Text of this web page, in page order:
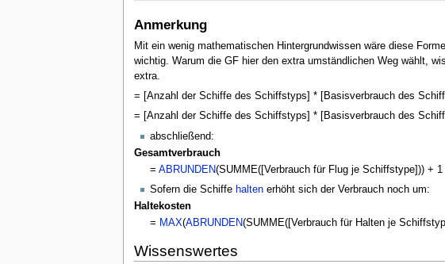
Anmerkung
Mit ein wenig mathematischen Hintergrundwissen wäre diese
wichtig. Warum die GF hier den extra umständlichen Weg wählt,
extra.
= [Anzahl der Schiffe des Schiffstyps] * [Basisverbrauch des
= [Anzahl der Schiffe des Schiffstyps] * [Basisverbrauch des
abschließend:
Gesamtverbrauch
= ABRUNDEN(SUMME([Verbrauch für Flug je Schiffstype])) + 1
Sofern die Schiffe haltenerhöht sich der Verbrauch noch um:
Haltekosten
= MAX(ABRUNDEN(SUMME([Verbrauch für Halten je
Wissenswertes